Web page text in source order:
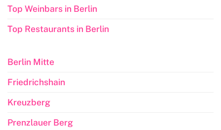
Top Weinbars in Berlin
Top Restaurants in Berlin
Berlin Mitte
Friedrichshain
Kreuzberg
Prenzlauer Berg